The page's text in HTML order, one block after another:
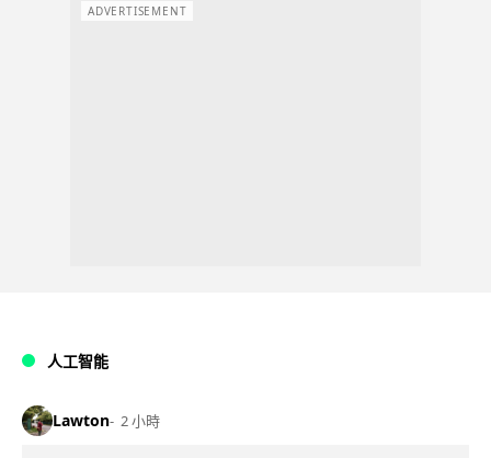
ADVERTISEMENT
人工智能
Lawton 2 小時